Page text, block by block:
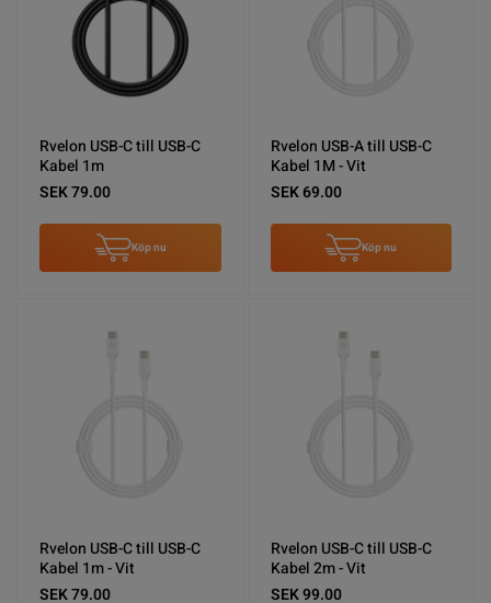
Rvelon USB-C till USB-C
Kabel 1m
SEK 79.00
Köp nu
Rvelon USB-A till USB-C
Kabel 1M - Vit
SEK 69.00
Köp nu
Rvelon USB-C till USB-C
Kabel 1m - Vit
SEK 79.00
Rvelon USB-C till USB-C
Kabel 2m - Vit
SEK 99.00